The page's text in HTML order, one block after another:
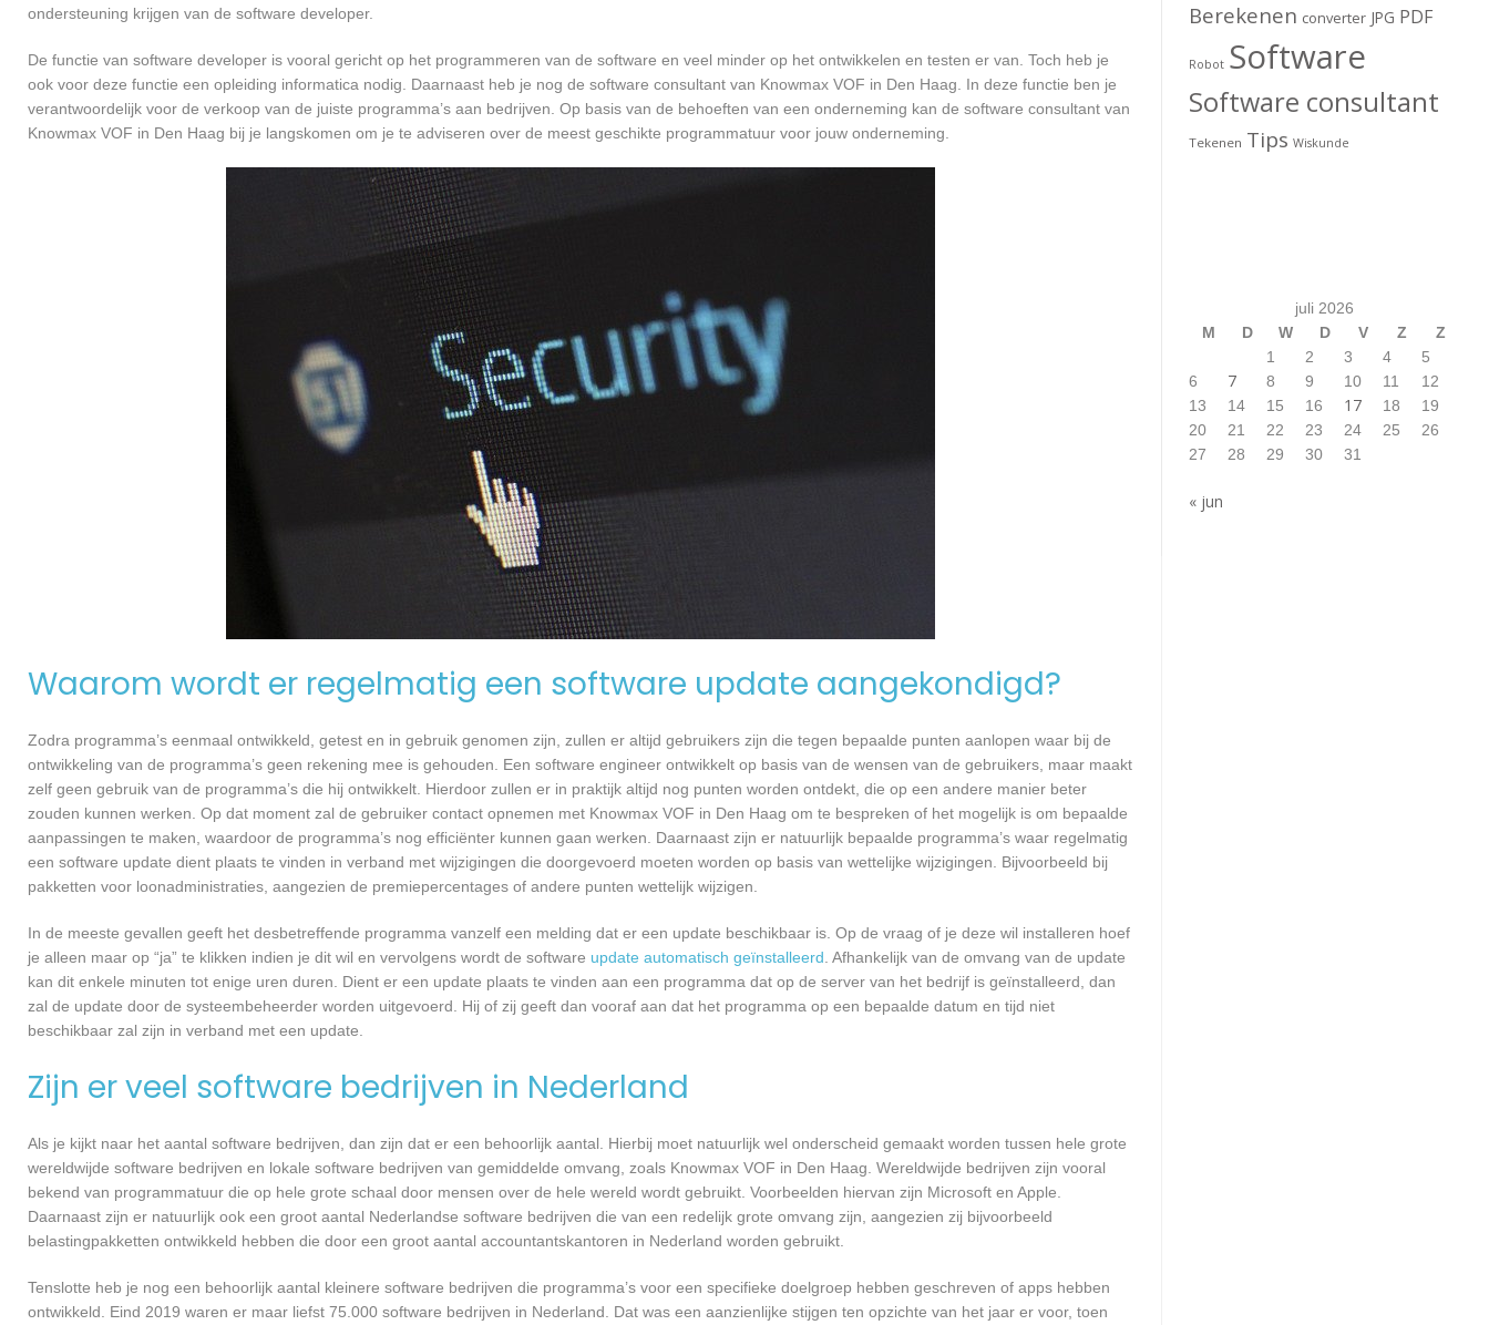
ondersteuning krijgen van de software developer.
De functie van software developer is vooral gericht op het programmeren van de software en veel minder op het ontwikkelen en testen er van. Toch heb je
ook voor deze functie een opleiding informatica nodig. Daarnaast heb je nog de software consultant van Knowmax VOF in Den Haag. In deze functie ben je
verantwoordelijk voor de verkoop van de juiste programma’s aan bedrijven. Op basis van de behoeften van een onderneming kan de software consultant van
Knowmax VOF in Den Haag bij je langskomen om je te adviseren over de meest geschikte programmatuur voor jouw onderneming.
Waarom wordt er regelmatig een software update aangekondigd?
Zodra programma’s eenmaal ontwikkeld, getest en in gebruik genomen zijn, zullen er altijd gebruikers zijn die tegen bepaalde punten aanlopen waar bij de
ontwikkeling van de programma’s geen rekening mee is gehouden. Een software engineer ontwikkelt op basis van de wensen van de gebruikers, maar maakt
zelf geen gebruik van de programma’s die hij ontwikkelt. Hierdoor zullen er in praktijk altijd nog punten worden ontdekt, die op een andere manier beter
zouden kunnen werken. Op dat moment zal de gebruiker contact opnemen met Knowmax VOF in Den Haag om te bespreken of het mogelijk is om bepaalde
aanpassingen te maken, waardoor de programma’s nog efficiënter kunnen gaan werken. Daarnaast zijn er natuurlijk bepaalde programma’s waar regelmatig
een software update dient plaats te vinden in verband met wijzigingen die doorgevoerd moeten worden op basis van wettelijke wijzigingen. Bijvoorbeeld bij
pakketten voor loonadministraties, aangezien de premiepercentages of andere punten wettelijk wijzigen.
In de meeste gevallen geeft het desbetreffende programma vanzelf een melding dat er een update beschikbaar is. Op de vraag of je deze wil installeren hoef
je alleen maar op “ja” te klikken indien je dit wil en vervolgens wordt de software update automatisch geïnstalleerd . Afhankelijk van de omvang van de update
kan dit enkele minuten tot enige uren duren. Dient er een update plaats te vinden aan een programma dat op de server van het bedrijf is geïnstalleerd, dan
zal de update door de systeembeheerder worden uitgevoerd. Hij of zij geeft dan vooraf aan dat het programma op een bepaalde datum en tijd niet
beschikbaar zal zijn in verband met een update.
Zijn er veel software bedrijven in Nederland
Als je kijkt naar het aantal software bedrijven, dan zijn dat er een behoorlijk aantal. Hierbij moet natuurlijk wel onderscheid gemaakt worden tussen hele grote
wereldwijde software bedrijven en lokale software bedrijven van gemiddelde omvang, zoals Knowmax VOF in Den Haag. Wereldwijde bedrijven zijn vooral
bekend van programmatuur die op hele grote schaal door mensen over de hele wereld wordt gebruikt. Voorbeelden hiervan zijn Microsoft en Apple.
Daarnaast zijn er natuurlijk ook een groot aantal Nederlandse software bedrijven die van een redelijk grote omvang zijn, aangezien zij bijvoorbeeld
belastingpakketten ontwikkeld hebben die door een groot aantal accountantskantoren in Nederland worden gebruikt.
Tenslotte heb je nog een behoorlijk aantal kleinere software bedrijven die programma’s voor een specifieke doelgroep hebben geschreven of apps hebben
ontwikkeld. Eind 2019 waren er maar liefst 75.000 software bedrijven in Nederland. Dat was een aanzienlijke stijgen ten opzichte van het jaar er voor, toen
Berekenen converter JPG PDF
Robot Software
Software consultant
Tekenen Tips Wiskunde
juli 2026
M
D W D V Z
Z
1
2 3 4
5
6
7 8 9 10 11
12
13
14 15 16 17 18
19
20
21 22 23 24 25
26
27
28 29 30 31
« jun